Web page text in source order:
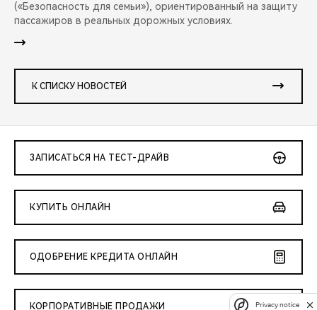
(«Безопасность для семьи»), ориентированный на защиту
пассажиров в реальных дорожных условиях.
К СПИСКУ НОВОСТЕЙ
ЗАПИСАТЬСЯ НА ТЕСТ-ДРАЙВ
КУПИТЬ ОНЛАЙН
ОДОБРЕНИЕ КРЕДИТА ОНЛАЙН
КОРПОРАТИВНЫЕ ПРОДАЖИ Privacy notice